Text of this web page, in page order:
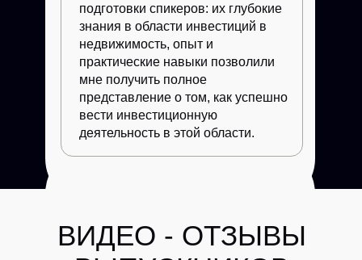
подготовки спикеров: их глубокие
знания в области инвестиций в
недвижимость, опыт и
практические навыки позволили
мне получить полное
представление о том, как успешно
вести инвестиционную
деятельность в этой области.
Максим Божко
Медиатор, эксперт в области
антикризисного управления
Автор 4 научных и научно-
практических монографий и более
40 статей по гражданскому и
корпоративному праву, праву
недвижимости;
к.ю.н. адвокат, налоговый
«Объединенный медиативный
центр» при РСПП